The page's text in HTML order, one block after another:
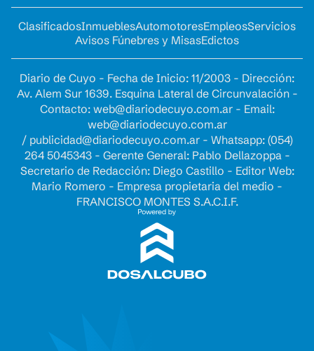
ClasificadosInmueblesAutomotoresEmpleosServicios
Avisos Fúnebres y MisasEdictos
Diario de Cuyo - Fecha de Inicio: 11/2003 - Dirección:
Av. Alem Sur 1639. Esquina Lateral de Circunvalación -
Contacto: web@diariodecuyo.com.ar- Email:
web@diariodecuyo.com.ar
/ publicidad@diariodecuyo.com.ar- Whatsapp: (054)
264 5045343 - Gerente General: Pablo Dellazoppa -
Secretario de Redacción: Diego Castillo - Editor Web:
Mario Romero - Empresa propietaria del medio -
FRANCISCO MONTES S.A.C.I.F.